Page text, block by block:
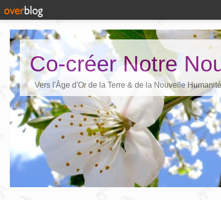
Co-créer Notre
Vers l'Âge d'Or de la Terre & de la Nouvelle Humanité